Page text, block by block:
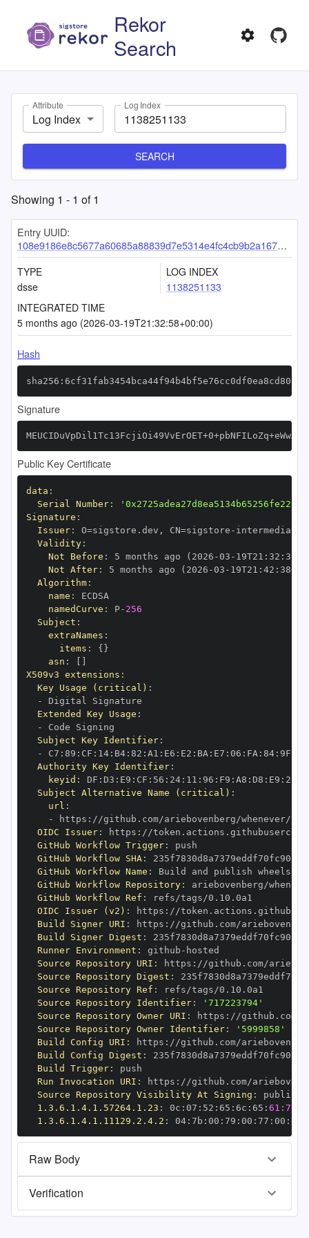
Rekor
Search
Attribute
Log Index
Log Index
SEARCH
Showing 1 - 1 of1
Entry UUID:
108e9186e8c5677a60685a88839d7e5314e4fc4cb9b2a167252e6d8cb7c95b775af595f91241a869
TYPE
dsse
LOG INDEX
1138251133
INTEGRATED TIME
5 months ago (2026-03-19T21:32:58+00:00)
Hash
Signature
Public Key Certificate
data :
Serial Number:
Signature :
Issuer: O=sigstore.dev , CN=sigstore -
Validity:
Not Before : 5 months ago (2026 -03 - 19T21 : 32 :
Not After: 5 months ago (2026 -03 - 19T21 : 42 : 38+00
Algorithm:
name :
namedCurve : P- 256
Subject :
extraNames :
items : { }
asn :
X509v3 extensions :
Key Usage (critical) :
-
Extended Key Usage :
-
Subject Key Identifier:
-
C7 : 89 : CF : 14: B4: 82 : A1 : E6 : E2 : BA : E7 : 06 : FA : 84: 9F
Authority Key Identifier:
keyid : DF : D3 : E9 : CF : 56 : 24: 11 : 96 : F9 : A8 : D8 : E9 : 28
Subject Alternative Name (critical) :
url :
-
https :
OIDC Issuer: https :
GitHub Workflow Trigger:
GitHub Workflow SHA:
GitHub Workflow Name :
GitHub Workflow Repository:
GitHub Workflow Ref :
OIDC Issuer (v2) : https :
Build Signer URI : https :
Build Signer Digest :
Runner Environment : github -
Source Repository URI : https :
Source Repository Digest :
Source Repository Ref :
Source Repository Identifier:
'717223794'
Source Repository Owner URI : https :
Source Repository Owner Identifier:
'5999858'
Build Config URI : https :
Build Config Digest :
Build Trigger:
Run Invocation URI : https :
Source Repository Visibility At Signing :
1.3.6.1.4.1.57264.1.23 : 0c : 07 : 52 : 65 : 6c : 65 :
1.3.6.1.4.1.11129.2.4.2 : 04: 7b : 00 : 79 : 00 : 77 : 00 : dd
Raw Body
Verification